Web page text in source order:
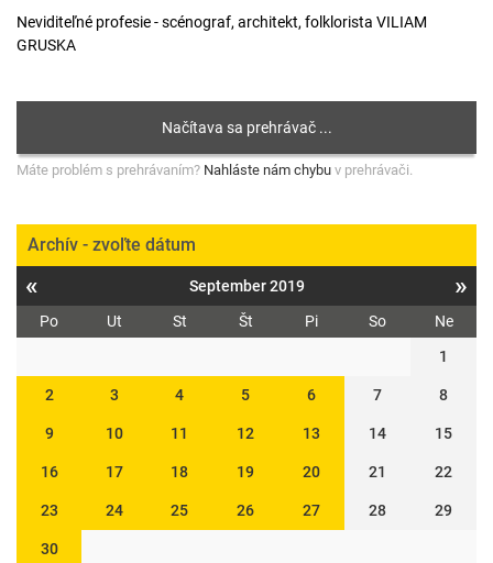
Neviditeľné profesie - scénograf, architekt, folklorista VILIAM
GRUSKA
Máte problém s prehrávaním? Nahláste nám chybu v prehrávači.
Archív - zvoľte dátum
« September 2019 »
Po Ut St Št Pi So
Ne
1
2 3 4 5 6 7 8
9 10 11 12 13 14 15
16 17 18 19 20 21 22
23 24 25 26 27 28 29
30